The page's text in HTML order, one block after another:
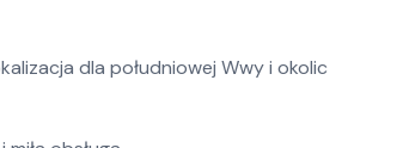
dla południowej Wwy i okolic